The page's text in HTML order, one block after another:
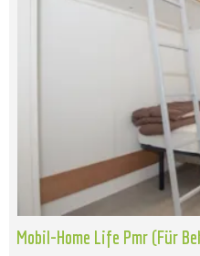
Mobil-Home Life Pmr (Für